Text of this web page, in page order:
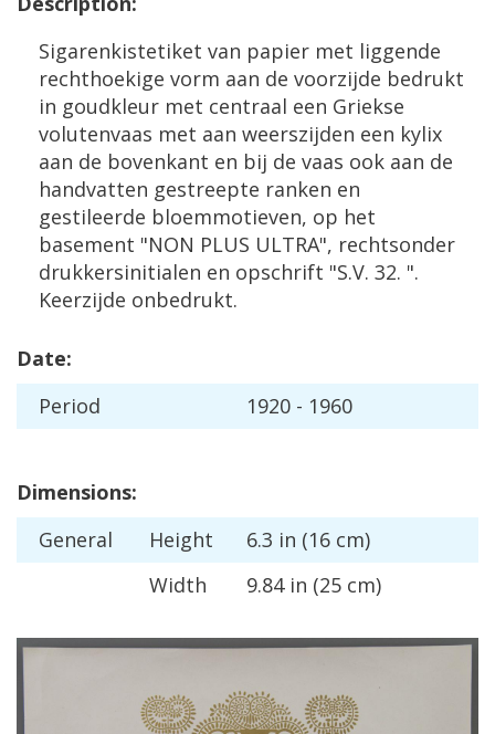
Sigarenkistetiket van papier met liggende
rechthoekige vorm aan de voorzijde bedrukt
in goudkleur met centraal een Griekse
volutenvaas met aan weerszijden een kylix
aan de bovenkant en bij de vaas ook aan de
handvatten gestreepte ranken en
gestileerde bloemmotieven, op het
basement "NON PLUS ULTRA", rechtsonder
drukkersinitialen en opschrift "S.V. 32. ".
Keerzijde onbedrukt.
Date:
Period
1920 - 1960
Dimensions:
General
Height 6.3 in (16 cm)
Width
9.84 in (25 cm)